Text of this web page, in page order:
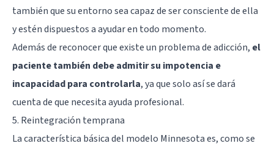
también que su entorno sea capaz de ser consciente de ella
y estén dispuestos a ayudar en todo momento.
Además de reconocer que existe un problema de adicción, el
paciente también debe admitir su impotencia e
incapacidad para controlarla, ya que solo así se dará
cuenta de que necesita ayuda profesional.
5. Reintegración temprana
La característica básica del modelo Minnesota es, como se